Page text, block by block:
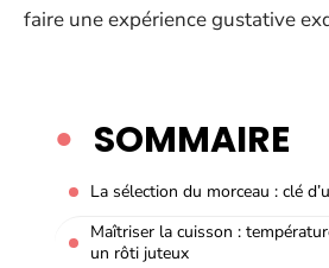
faire une expérience gustative
SOMMAIRE
La sélection du morceau : clé
Maîtriser la cuisson :
un rôti juteux